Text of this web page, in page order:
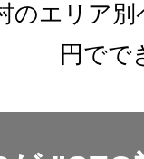
のエリア別
円でで